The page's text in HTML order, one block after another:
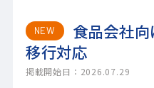
NEW
食品会社
移行対応
掲載開始日：2026.07.29